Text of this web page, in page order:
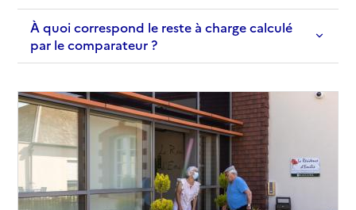
Contact
Site internet
Rapport HAS
Source des données : Finess n° 920000148
Mis à jour le : 05/06/2026
À quoi correspond le reste à charge calculé
par le comparateur ?